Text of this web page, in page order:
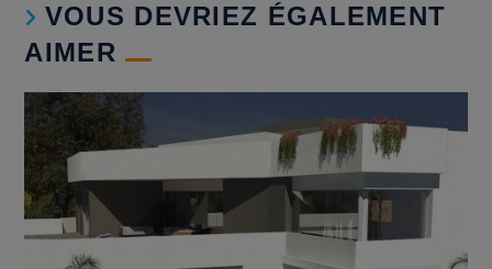
VOUS DEVRIEZ ÉGALEMENT
AIMER